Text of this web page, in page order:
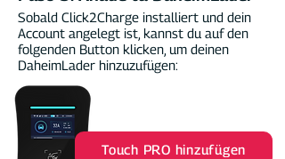
Sobald Click2Charge installiert und dein
Account angelegt ist, kannst du auf den
folgenden Button klicken, um deinen
DaheimLader hinzuzufügen:
Touch PRO hinzufügen